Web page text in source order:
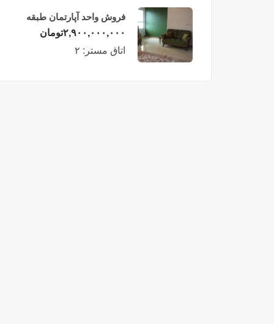
فروش واحد آپارتمان طبقه
چهارم در فریدونکنار
۲,۹۰۰,۰۰۰,۰۰۰تومان
اتاق مستر: ۲